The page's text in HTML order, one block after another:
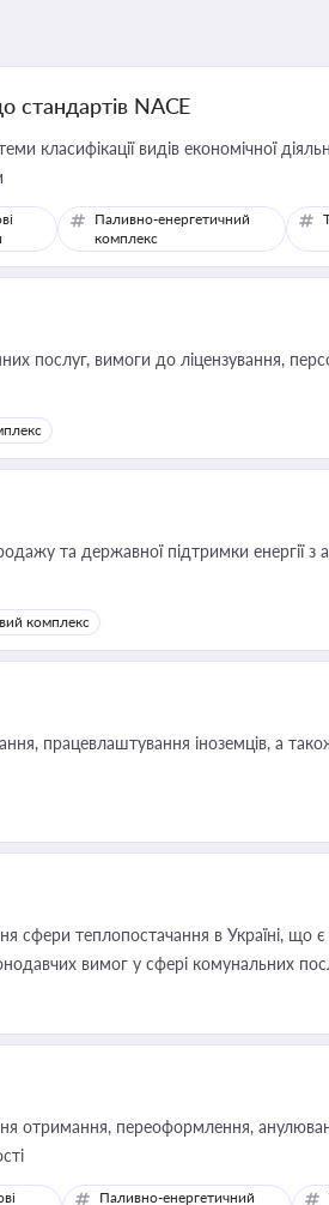
стандартів NACE
класифікації видів економічної
Паливно-енергетичний
комплекс
послуг, вимоги до ліцензування,
та державної підтримки енергії з
комплекс
працевлаштування іноземців, а
сфери теплопостачання в Україні, що
вимог у сфері комунальних
отримання, переоформлення,
Паливно-енергетичний